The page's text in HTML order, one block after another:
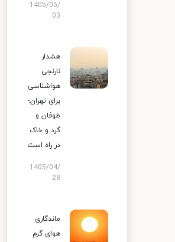
1405/05/
03
هشدار
نارنجی
هواشناسی
برای تهران؛
طوفان و
گرد و خاک
در راه است
1405/04/
28
ماندگاری
هوای گرم